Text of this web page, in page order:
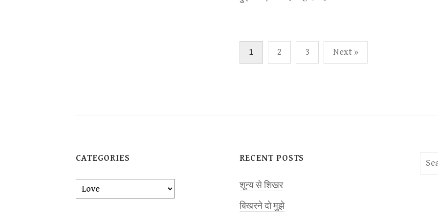
Posts
pagination
1 2 3 Next »
CATEGORIES
Categories
RECENT POSTS
शून्य से शिखर
बिखरने दो मुझे
for: